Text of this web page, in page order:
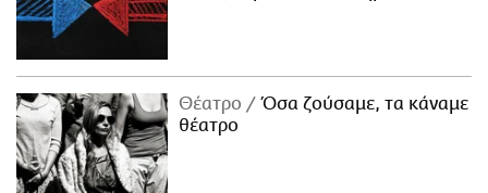
Θέατρο
Όσα ζούσαμε, τα κάναμε
θέατρο